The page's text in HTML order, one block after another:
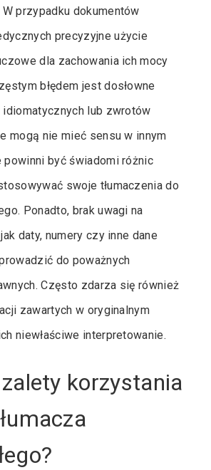
przypadku dokumentów
precyzyjne użycie
dla zachowania ich mocy
błędem jest dosłowne
idiomatycznych lub zwrotów
mogą nie mieć sensu w innym
powinni być świadomi różnic
swoje tłumaczenia do
Ponadto, brak uwagi na
daty, numery czy inne dane
do poważnych
Często zdarza się również
zawartych w oryginalnym
niewłaściwe interpretowanie.
korzystania